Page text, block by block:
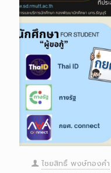
ไชยสิทธิ์ พงษ์ทองคำ